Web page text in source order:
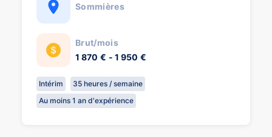
Sommières
Brut/mois
1 870 € - 1 950 €
Intérim
35 heures / semaine
Au moins 1 an d'expérience